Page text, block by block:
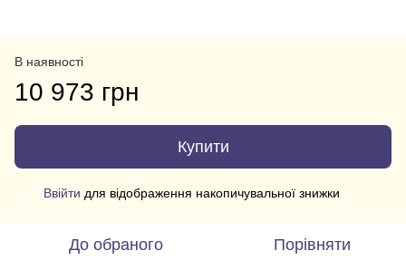
В наявності
10 973 грн
Купити
Ввійти для відображення накопичувальної знижки
До обраного Порівняти